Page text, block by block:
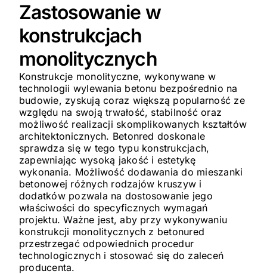
Zastosowanie w
konstrukcjach
monolitycznych
Konstrukcje monolityczne, wykonywane w
technologii wylewania betonu bezpośrednio na
budowie, zyskują coraz większą popularność ze
względu na swoją trwałość, stabilność oraz
możliwość realizacji skomplikowanych kształtów
architektonicznych. Betonred doskonale
sprawdza się w tego typu konstrukcjach,
zapewniając wysoką jakość i estetykę
wykonania. Możliwość dodawania do mieszanki
betonowej różnych rodzajów kruszyw i
dodatków pozwala na dostosowanie jego
właściwości do specyficznych wymagań
projektu. Ważne jest, aby przy wykonywaniu
konstrukcji monolitycznych z betonured
przestrzegać odpowiednich procedur
technologicznych i stosować się do zaleceń
producenta.